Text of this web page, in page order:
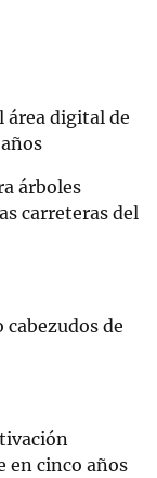
área digital de
árboles
carreteras del
de
en cinco años